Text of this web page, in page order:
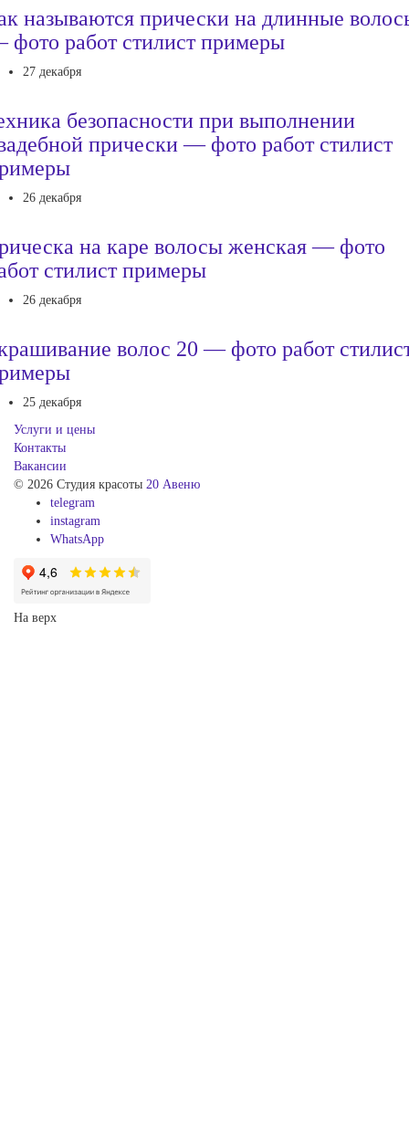
называются прически на длинные
работ стилист примеры
27 декабря
безопасности при выполнении
прически — фото работ стилист
26 декабря
на каре волосы женская — фото
стилист примеры
26 декабря
волос 20 — фото работ
25 декабря
Услуги и цены
Контакты
Вакансии
© 2026 Студия красоты 20 Авеню
telegram
instagram
WhatsApp
На верх